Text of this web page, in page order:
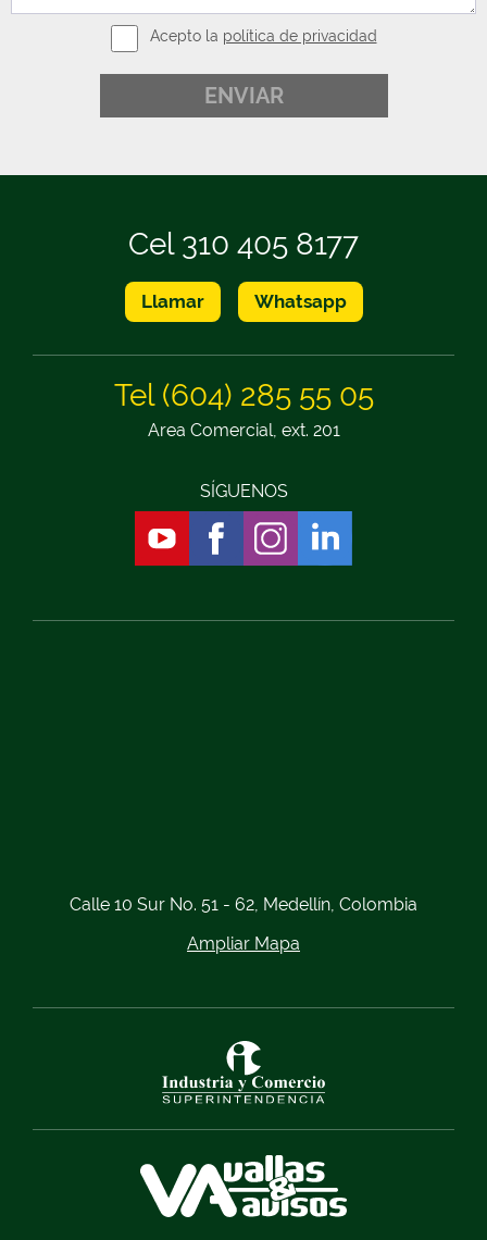
Acepto la política de privacidad
Cel 310 405 8177
Llamar Whatsapp
Tel (604) 285 55 05
Area Comercial, ext. 201
SÍGUENOS
Calle 10 Sur No. 51 - 62, Medellín, Colombia
Ampliar Mapa